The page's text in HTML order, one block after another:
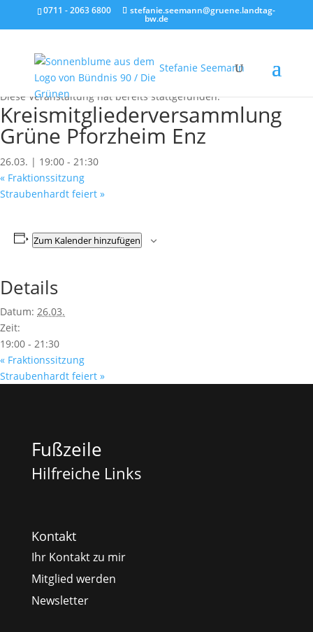
0711 - 2063 6800 stefanie.seemann@gruene.landtag-
bw.de
Stefanie Seemann
« Alle Veranstaltungen
Diese Veranstaltung hat bereits stattgefunden.
Kreismitgliederversammlung
Grüne Pforzheim Enz
26.03. | 19:00 - 21:30
« Fraktionssitzung
Straubenhardt feiert »
Zum Kalender hinzufügen
Details
Datum: 26.03.
Zeit:
19:00 - 21:30
« Fraktionssitzung
Straubenhardt feiert »
Fußzeile
Hilfreiche Links
Kontakt
Ihr Kontakt zu mir
Mitglied werden
Newsletter